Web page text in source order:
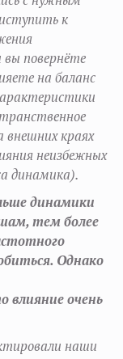
к
вы повернёте
на баланс
внешних краях
неизбежных
динамика).
динамики
тем более
Однако
влияние очень
наши